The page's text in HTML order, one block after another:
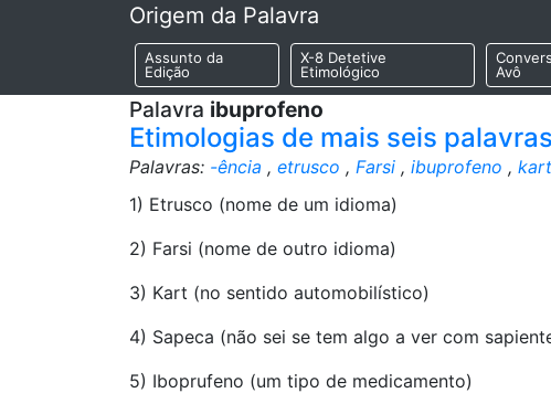
Origem da Palavra
Assunto da
Edição
X-8 Detetive
Etimológico
Avô
Palavra ibuprofeno
Etimologias de mais seis palavras
Palavras: -ência , etrusco , Farsi , ibuprofeno , kart
1) Etrusco (nome de um idioma)
2) Farsi (nome de outro idioma)
3) Kart (no sentido automobilístico)
4) Sapeca (não sei se tem algo a ver com
5) Iboprufeno (um tipo de medicamento)